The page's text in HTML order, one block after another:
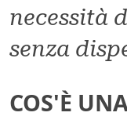
necessità
senza
COS'È